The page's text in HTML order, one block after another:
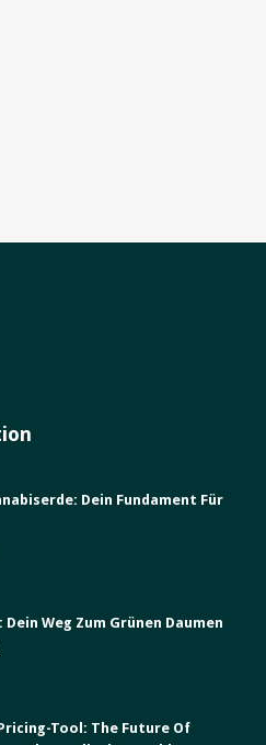
Dein Fundament Für
Dein Weg Zum Grünen Daumen
Tool: The Future Of